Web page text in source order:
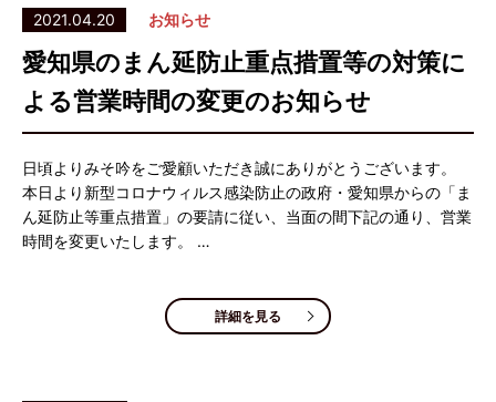
2021.04.20 お知らせ
愛知県のまん延防止重点措置等の対策に
よる営業時間の変更のお知らせ
日頃よりみそ吟をご愛顧いただき誠にありがとうございます。
本日より新型コロナウィルス感染防止の政府・愛知県からの「ま
ん延防止等重点措置」の要請に従い、当面の間下記の通り、営業
時間を変更いたします。 …
詳細を見る